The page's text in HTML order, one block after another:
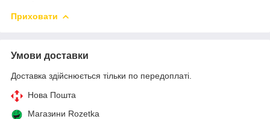
Приховати
Умови доставки
Доставка здійснюється тільки по передоплаті.
Нова Пошта
Магазини Rozetka